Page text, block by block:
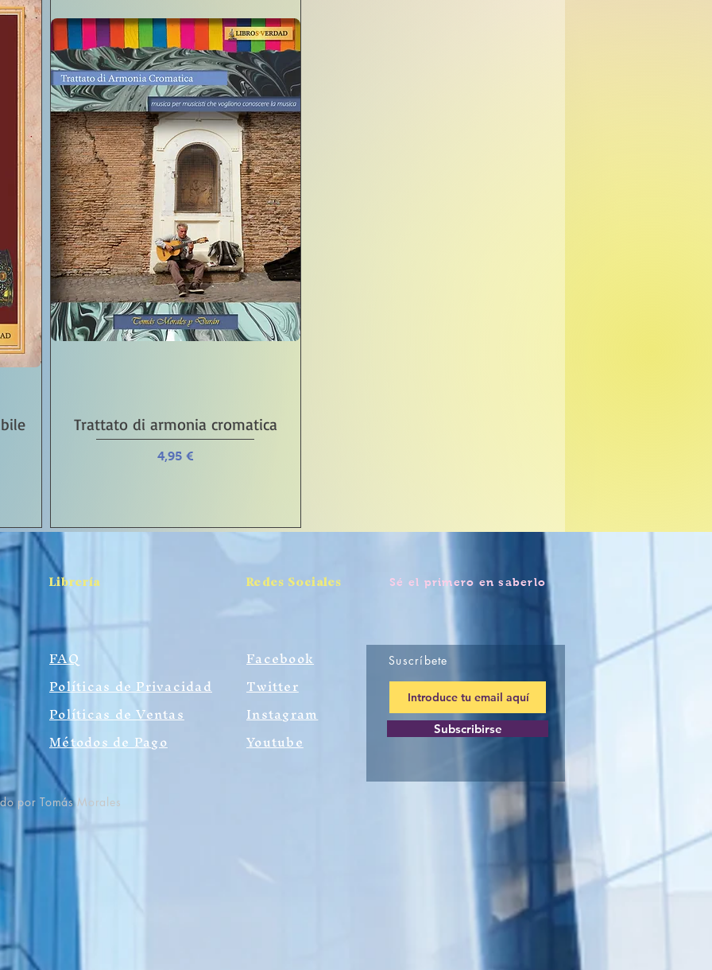
Vista rápida
Trattato di armonia cromatica
Precio
4,95 €
Librería Redes Sociales Sé el primero en saberlo
FAQ
Políticas de Privacidad
Políticas de Ventas
Métodos de Pago
Facebook
Twitter
Instagram
Youtube
Suscríbete
Subscribirse
por Tomás Morales